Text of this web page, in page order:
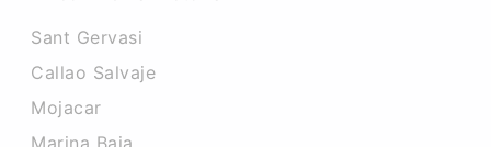
Sant Gervasi
Callao Salvaje
Mojacar
Marina Baja